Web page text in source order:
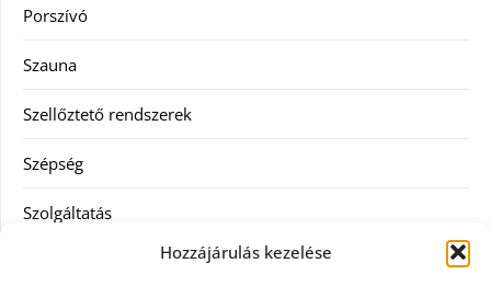
Hozzájárulás kezelése
Porszívó
Szauna
Szellőztető rendszerek
Szépség
Szolgáltatás